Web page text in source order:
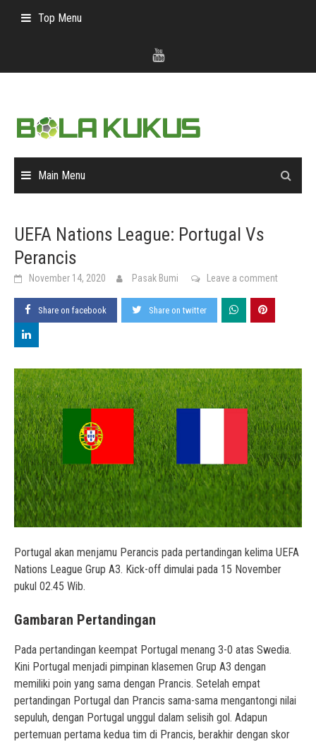
Top Menu
Main Menu
UEFA Nations League: Portugal Vs
Perancis
November 14, 2020 Pasak Bumi Leave a comment
Share on facebook Share on twitter
Portugal akan menjamu Perancis pada pertandingan kelima UEFA
Nations League Grup A3. Kick-off dimulai pada 15 November
pukul 02.45 Wib.
Gambaran Pertandingan
Pada pertandingan keempat Portugal menang 3-0 atas Swedia.
Kini Portugal menjadi pimpinan klasemen Grup A3 dengan
memiliki poin yang sama dengan Prancis. Setelah empat
pertandingan Portugal dan Prancis sama-sama mengantongi nilai
sepuluh, dengan Portugal unggul dalam selisih gol. Adapun
pertemuan pertama kedua tim di Prancis, berakhir dengan skor